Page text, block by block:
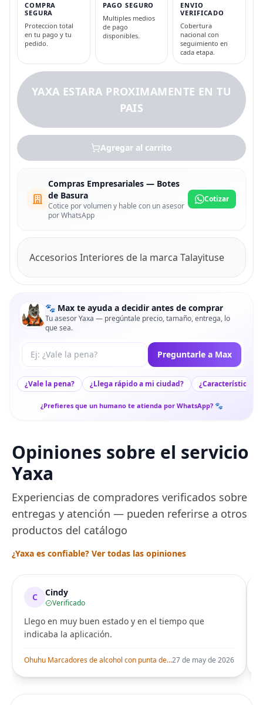
COMPRA
SEGURA
Proteccion total
en tu pago y tu
pedido.
PAGO SEGURO
Multiples medios
de pago
disponibles.
ENVIO
VERIFICADO
Cobertura
nacional con
seguimiento en
cada etapa.
YAXA ESTARA PROXIMAMENTE EN TU
PAIS
Agregar al carrito
Compras Empresariales — Botes
de Basura
Cotice por volumen y hable con un asesor
por WhatsApp
Cotizar
Accesorios Interiores de la marca Talayituse
🐾 Max te ayuda a decidir antes de comprar
Tu asesor Yaxa — pregúntale precio, tamaño, entrega, lo
que sea.
Tu pregunta a Max Preguntarle a Max
¿Vale la pena? ¿Llega rápido a mi ciudad? ¿Características
¿Prefieres que un humano te atienda por WhatsApp? 🐾
Opiniones sobre el servicio
Yaxa
Experiencias de compradores verificados sobre
entregas y atención — pueden referirse a otros
productos del catálogo
¿Yaxa es confiable? Ver todas las opiniones
C Cindy
Verificado
Llego en muy buen estado y en el tiempo que
indicaba la aplicación.
Ohuhu Marcadores de alcohol con punta de pincel – Juego de marcadores artísticos de doble punta con certificación AP para artistas adultos27 de may de 2026